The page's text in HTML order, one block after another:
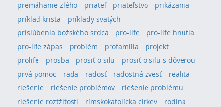
premáhanie zlého
priateľ priateľstvo
prikázania
príklad krista
príklady svätých
prisľúbenia božského srdca
pro-life
pro-life hnutia
pro-life zápas
problém profamilia
projekt
prolife
prosba prosiť o silu
prosiť o silu s dôverou
prvá pomoc
rada radosť radostná zvesť
realita
riešenie
riešenie problémov
riešenie problému
riešenie roztžitosti
rímskokatolícka cirkev
rodina